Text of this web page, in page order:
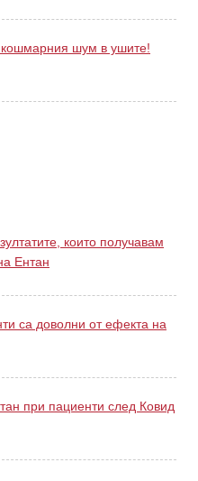
кошмарния шум в ушите!
които получавам
Ентан
са доволни от ефекта на
при пациенти след Ковид